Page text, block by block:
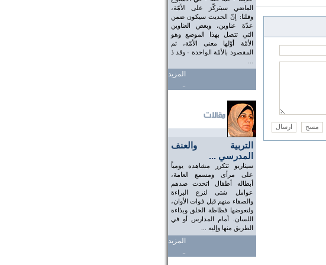
الماضي سيتركّز على الأمّة،
وقلنا: إنّ الحديث سيكون ضمن
عدّة عناوين، وبعض العناوين
التي تتصل بهذا الموضع وهو
الأمّة أوّلها معنى الأمّة، ثم
المقصود بالأمّة الواحدة - وقد ذ
المزيد
..
التربية والعنف
المدرسي ...
سيناريو تتكرر مشاهده يومياً
على مرأى ومسمع العامة،
أبطاله أطفال اتحدت ضدهم
عوامل شتى لنزع البراءة
والصفاء منهم قبل فوات الأوان،
ولتعوضها فظاظة الخلق وبذاءة
اللسان. أمام المدارس أو في
الطريق منها وإليه ...
المزيد
..